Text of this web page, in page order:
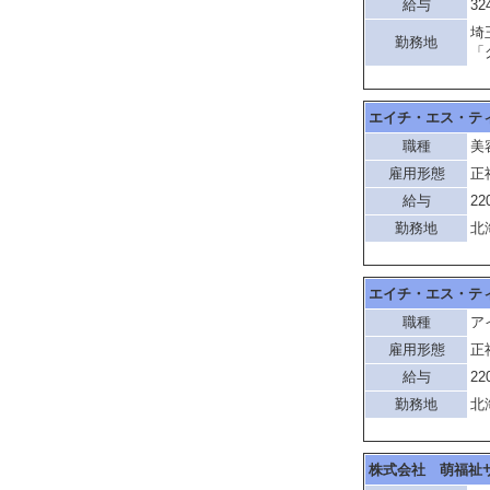
給与
勤務地
埼
エイチ・エス・
職種
美
雇用形態
正
給与
勤務地
北
エイチ・エス・
職種
ア
雇用形態
正
給与
勤務地
北
株式会社 萌福祉